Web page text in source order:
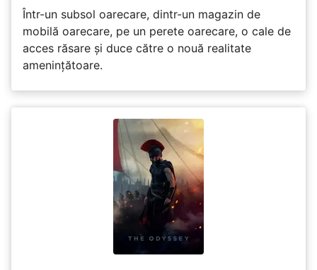
Într-un subsol oarecare, dintr-un magazin de
mobilă oarecare, pe un perete oarecare, o cale de
acces răsare și duce către o nouă realitate
amenințătoare.